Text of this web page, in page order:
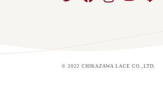
© 2022 CHIKAZAWA LACE CO.,LTD.